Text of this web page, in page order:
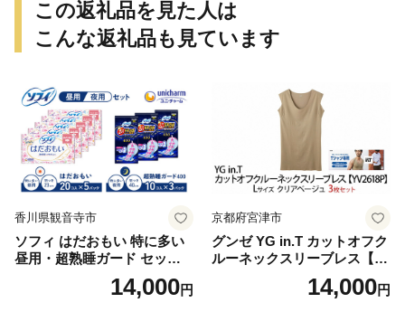
この返礼品を見た人は
こんな返礼品も見ています
香川県観音寺市
ソフィ はだおもい 特に多い
昼用・超熟睡ガード セット
羽付き ナプキン 生理用品 サ
ニタリー ユニ・チャーム
14,000円
京都府宮津市
グンゼ YG in.T カットオフク
ルーネックスリーブレス【Y
V2618P】Lサイズ クリアベ
ージュ3枚セット [№5716-04
14,000円